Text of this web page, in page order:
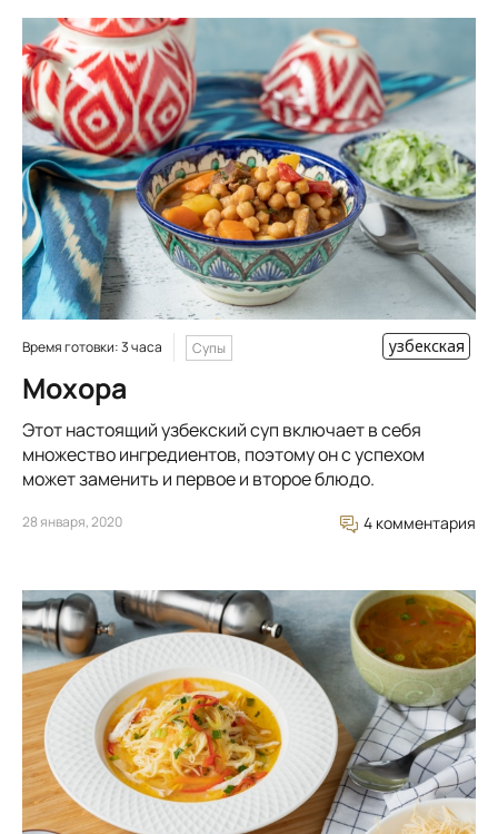
Время готовки: 3 часа Супы узбекская
Мохора
Этот настоящий узбекский суп включает в себя
множество ингредиентов, поэтому он с успехом
может заменить и первое и второе блюдо.
28 января, 2020 4 комментария